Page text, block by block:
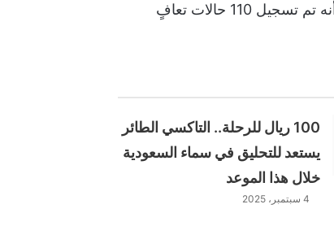
ولفتت وزارة الصحة – عبر موقع مركز القيادة والتحكم لكوفيد ١٩- إلى أنه تم تسجيل 110 حالات تعافٍ
100 ريال للرحلة.. التاكسي الطائر
يستعد للتحليق في سماء السعودية
خلال هذا الموعد
4 سبتمبر، 2025